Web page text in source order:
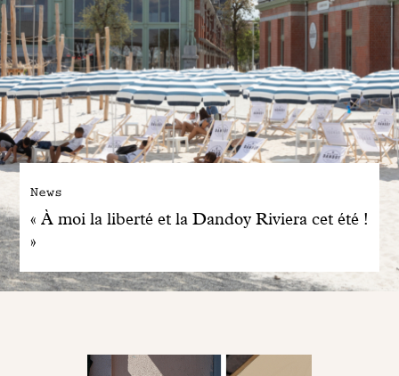
Boutiques
Mon compte
E-Shop
News
« À moi la liberté et la Dandoy Riviera cet été !
»